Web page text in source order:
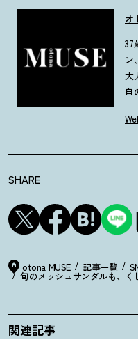
オ
37
ン
大
自
SHARE
otona MUSE 記事一覧
旬のメッシュサンダルも、
関連記事